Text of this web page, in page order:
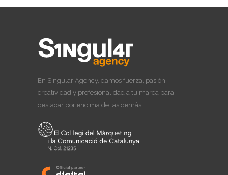
En Singular Agency, damos fuerza, pasión,
creatividad y profesionalidad a tu marca para
destacar por encima de las demás.